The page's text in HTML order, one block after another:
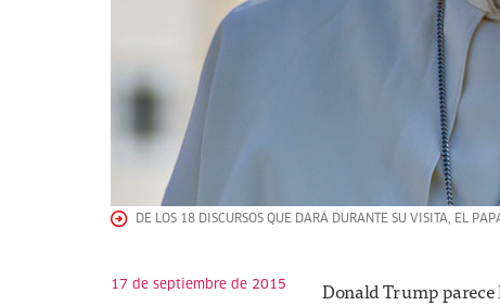
DE LOS 18 DISCURSOS QUE DARÁ DURANTE SU VISITA, EL
17 de septiembre de 2015
Donald Trump parece